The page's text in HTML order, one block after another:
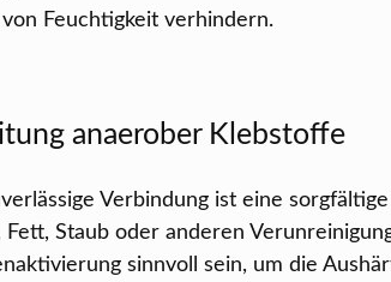
von Feuchtigkeit verhindern.
anaerober Klebstoffe
Verbindung ist eine
Staub oder anderen
sinnvoll sein, um die